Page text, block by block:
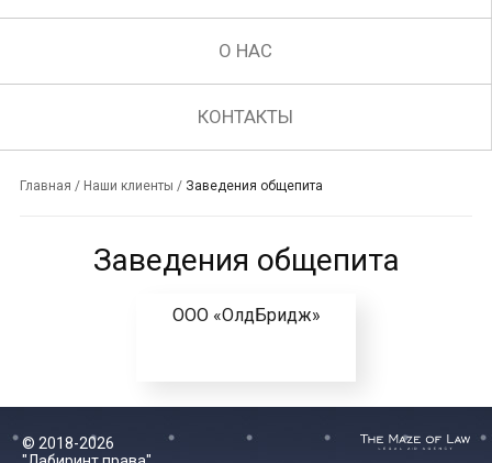
О НАС
КОНТАКТЫ
Главная / Наши клиенты / Заведения общепита
Заведения общепита
ООО «ОлдБридж»
© 2018-2026